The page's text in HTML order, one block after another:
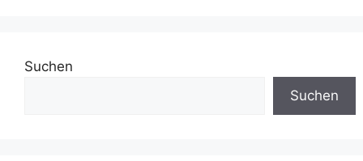
Suchen
Suchen